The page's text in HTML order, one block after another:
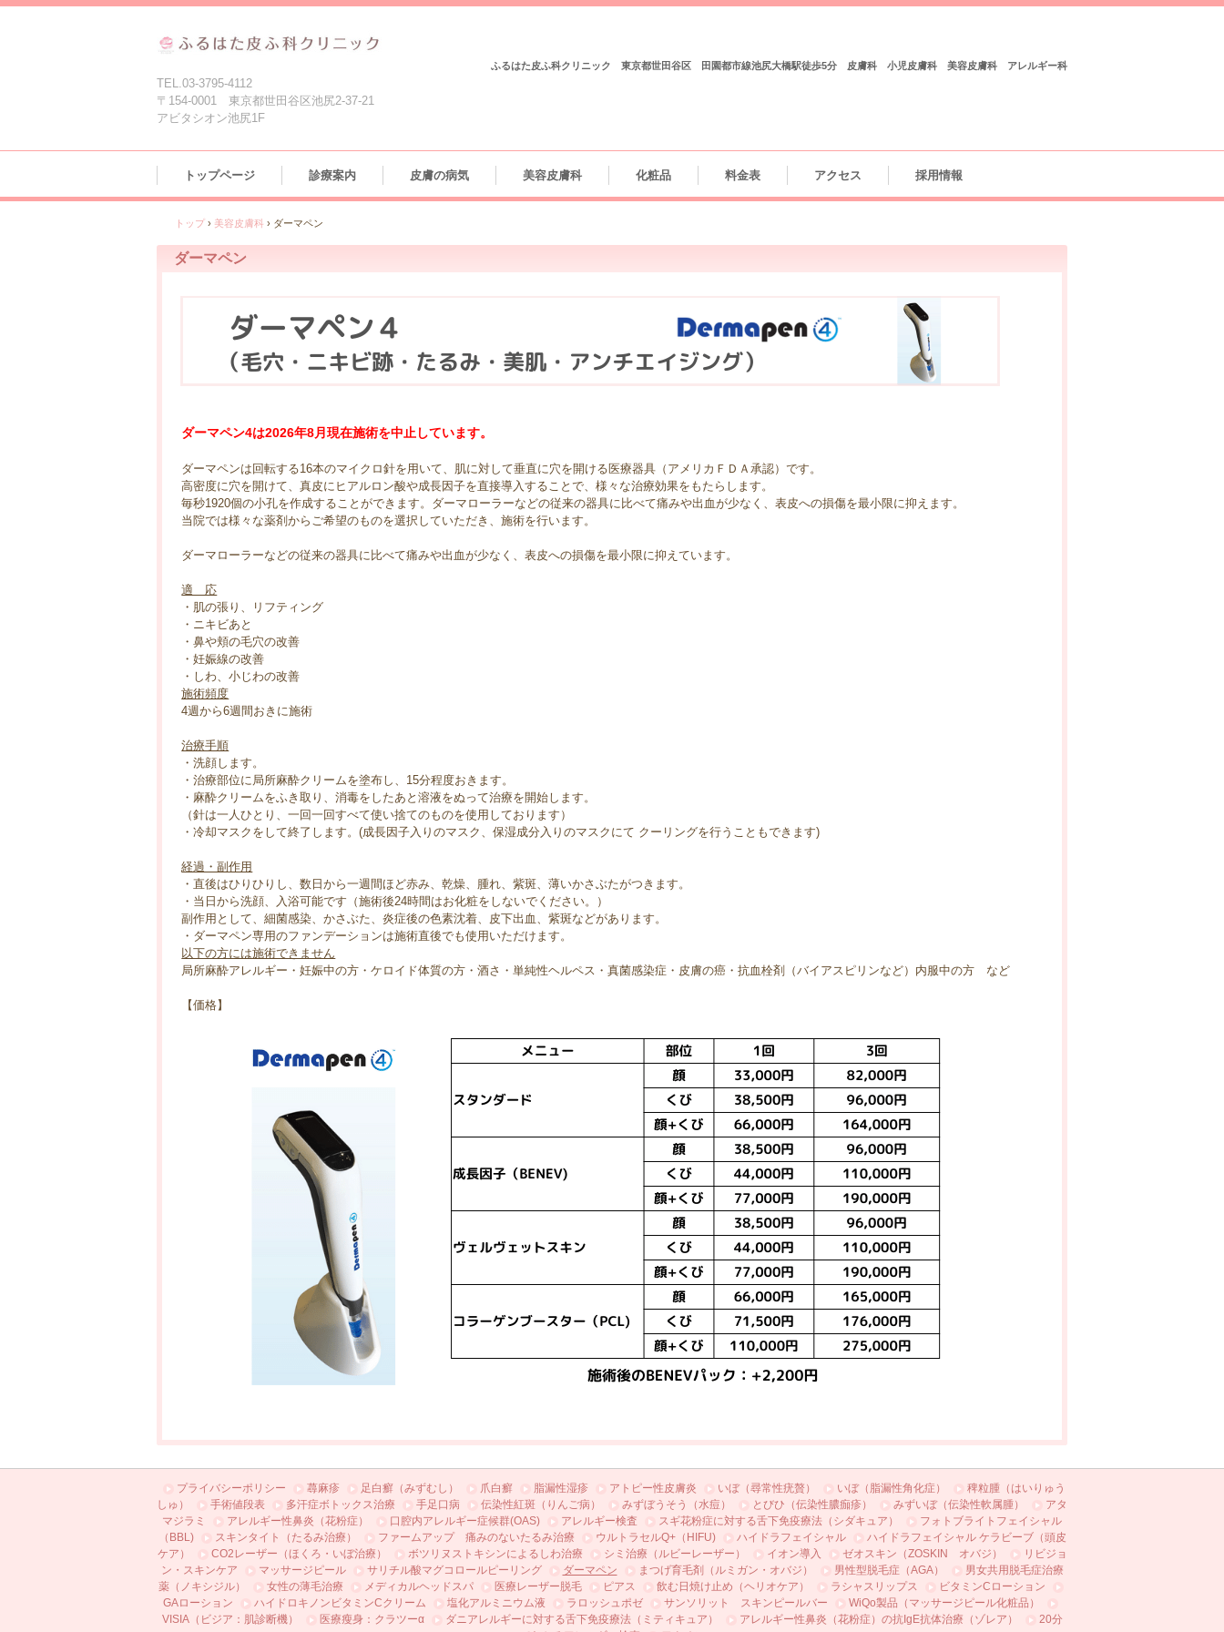
ふるはた皮ふ科クリニック 東京都世田谷区 田園都市線池尻大橋駅徒歩5分 皮膚科 小児皮膚科 美容皮膚科 アレルギー科
TEL.03-3795-4112
〒154-0001 東京都世田谷区池尻2-37-21
アビタシオン池尻1F
トップページ 診療案内 皮膚の病気 美容皮膚科 化粧品 料金表 アクセス 採用情報
トップ › 美容皮膚科 › ダーマペン
ダーマペン
ダーマペン4は2026年8月現在施術を中止しています。
ダーマペンは回転する16本のマイクロ針を用いて、肌に対して垂直に穴を開ける医療器具（アメリカＦＤＡ承認）です。
高密度に穴を開けて、真皮にヒアルロン酸や成長因子を直接導入することで、様々な治療効果をもたらします。
毎秒1920個の小孔を作成することができます。ダーマローラーなどの従来の器具に比べて痛みや出血が少なく、表皮への損傷を最小限に抑えます。
当院では様々な薬剤からご希望のものを選択していただき、施術を行います。
ダーマローラーなどの従来の器具に比べて痛みや出血が少なく、表皮への損傷を最小限に抑えています。
適 応
・肌の張り、リフティング
・ニキビあと
・鼻や頬の毛穴の改善
・妊娠線の改善
・しわ、小じわの改善
施術頻度
4週から6週間おきに施術
治療手順
・洗顔します。
・治療部位に局所麻酔クリームを塗布し、15分程度おきます。
・麻酔クリームをふき取り、消毒をしたあと溶液をぬって治療を開始します。
（針は一人ひとり、一回一回すべて使い捨てのものを使用しております）
・冷却マスクをして終了します。(成長因子入りのマスク、保湿成分入りのマスクにて クーリングを行うこともできます)
経過・副作用
・直後はひりひりし、数日から一週間ほど赤み、乾燥、腫れ、紫斑、薄いかさぶたがつきます。
・当日から洗顔、入浴可能です（施術後24時間はお化粧をしないでください。）
副作用として、細菌感染、かさぶた、炎症後の色素沈着、皮下出血、紫斑などがあります。
・ダーマペン専用のファンデーションは施術直後でも使用いただけます。
以下の方には施術できません
局所麻酔アレルギー・妊娠中の方・ケロイド体質の方・酒さ・単純性ヘルペス・真菌感染症・皮膚の癌・抗血栓剤（バイアスピリンなど）内服中の方 など
【価格】
プライバシーポリシー 蕁麻疹 足白癬（みずむし） 爪白癬 脂漏性湿疹 アトピー性皮膚炎 いぼ（尋常性疣贅） いぼ（脂漏性角化症）
稗粒腫（はいりゅう
しゅ）
手術値段表 多汗症ボトックス治療 手足口病 伝染性紅斑（りんご病） みずぼうそう（水痘） とびひ（伝染性膿痂疹） みずいぼ（伝染性軟属腫）
アタ
マジラミ
アレルギー性鼻炎（花粉症） 口腔内アレルギー症候群(OAS) アレルギー検査 スギ花粉症に対する舌下免疫療法（シダキュア）
フォトブライトフェイシャル
（BBL)
スキンタイト（たるみ治療） ファームアップ 痛みのないたるみ治療 ウルトラセルQ+（HIFU) ハイドラフェイシャル
ハイドラフェイシャル ケラビーブ（頭皮
ケア）
CO2レーザー（ほくろ・いぼ治療） ボツリヌストキシンによるしわ治療 シミ治療（ルビーレーザー） イオン導入 ゼオスキン（ZOSKIN オバジ）
リビジョ
ン・スキンケア
マッサージピール サリチル酸マグコロールピーリング ダーマペン まつげ育毛剤（ルミガン・オバジ） 男性型脱毛症（AGA）
男女共用脱毛症治療
薬（ノキシジル）
女性の薄毛治療 メディカルヘッドスパ 医療レーザー脱毛 ピアス 飲む日焼け止め（ヘリオケア） ラシャスリップス
ビタミンCローション
GAローション
ハイドロキノンビタミンCクリーム 塩化アルミニウム液 ラロッシュポゼ サンソリット スキンピールバー
WiQo製品（マッサージピール化粧品）
VISIA（ビジア：肌診断機）
医療瘦身：クラツーα ダニアレルギーに対する舌下免疫療法（ミティキュア） アレルギー性鼻炎（花粉症）の抗IgE抗体治療（ゾレア）
20分